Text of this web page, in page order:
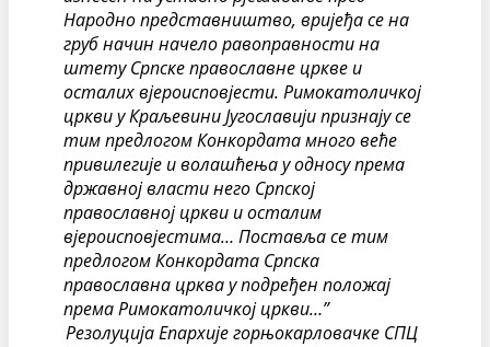
Народно представништво, вријеђа се на
груб начин начело равоправности на
штету Српске православне цркве и
осталих вјероисповјести. Римокатоличкој
цркви у Краљевини Југославији признају се
тим предлогом Конкордата много веће
привилегије и волашћења у односу према
државној власти него Српској
православној цркви и осталим
вјероисповјестима… Поставља се тим
предлогом Конкордата Српска
православна црква у подређен положај
према Римокатоличкој цркви…”
Резолуција Епархије горњокарловачке СПЦ